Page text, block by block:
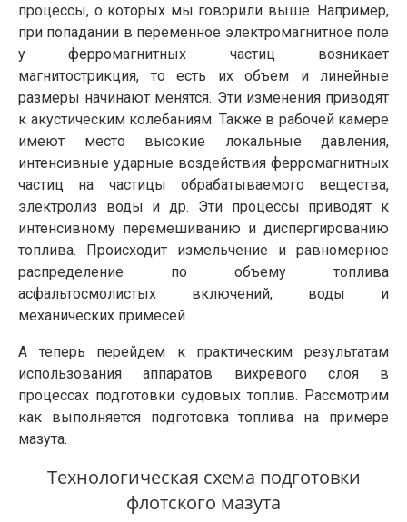
процессы, о которых мы говорили выше. Например,
при попадании в переменное электромагнитное поле
у ферромагнитных частиц возникает
магнитострикция, то есть их объем и линейные
размеры начинают менятся. Эти изменения приводят
к акустическим колебаниям. Также в рабочей камере
имеют место высокие локальные давления,
интенсивные ударные воздействия ферромагнитных
частиц на частицы обрабатываемого вещества,
электролиз воды и др. Эти процессы приводят к
интенсивному перемешиванию и диспергированию
топлива. Происходит измельчение и равномерное
распределение по объему топлива
асфальтосмолистых включений, воды и
механических примесей.
А теперь перейдем к практическим результатам
использования аппаратов вихревого слоя в
процессах подготовки судовых топлив. Рассмотрим
как выполняется подготовка топлива на примере
мазута.
Технологическая схема подготовки
флотского мазута